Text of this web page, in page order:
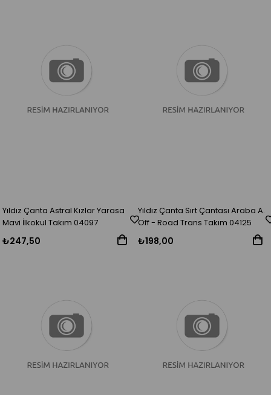
Yıldız Çanta Astral Kızlar Yarasa
Mavi İlkokul Takım 04097
₺247,50
Yıldız Çanta Sırt Çantası Araba A.
Off - Road Trans Takım 04125
₺198,00